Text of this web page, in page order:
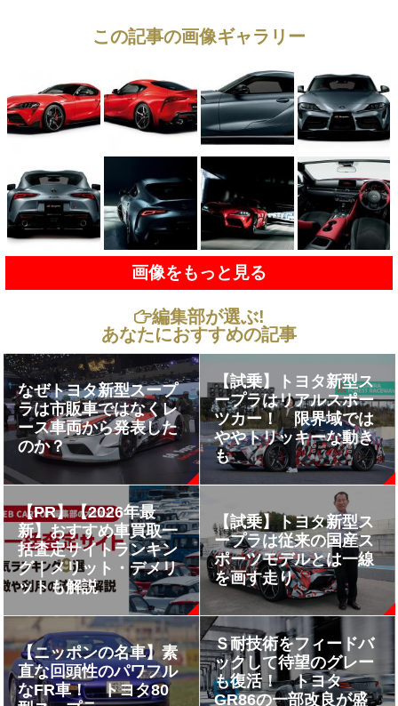
この記事の画像ギャラリー
画像をもっと見る
編集部が選ぶ!
あなたにおすすめの記事
なぜトヨタ新型スープ
ラは市販車ではなくレ
ース車両から発表した
のか？
【試乗】トヨタ新型ス
ープラはリアルスポー
ツカー！ 限界域では
ややトリッキーな動き
も
【PR】【2026年最
新】おすすめ車買取一
括査定サイトランキン
グ｜メリット・デメリ
ットも解説
【試乗】トヨタ新型ス
ープラは従来の国産ス
ポーツモデルとは一線
を画す走り
【ニッポンの名車】素
直な回頭性のパワフル
なFR車！ トヨタ80
Ｓ耐技術をフィードバ
ックして待望のグレー
も復活！ トヨタ
GR86の一部改良が盛